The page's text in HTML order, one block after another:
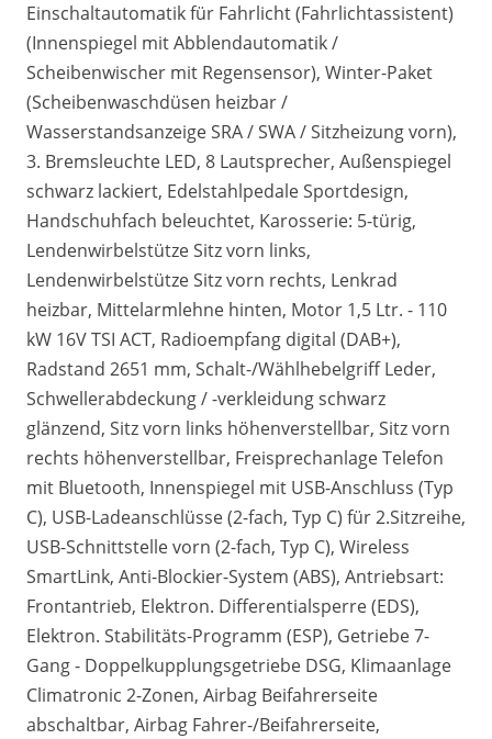
Einschaltautomatik für Fahrlicht (Fahrlichtassistent)
(Innenspiegel mit Abblendautomatik /
Scheibenwischer mit Regensensor), Winter-Paket
(Scheibenwaschdüsen heizbar /
Wasserstandsanzeige SRA / SWA / Sitzheizung vorn),
3. Bremsleuchte LED, 8 Lautsprecher, Außenspiegel
schwarz lackiert, Edelstahlpedale Sportdesign,
Handschuhfach beleuchtet, Karosserie: 5-türig,
Lendenwirbelstütze Sitz vorn links,
Lendenwirbelstütze Sitz vorn rechts, Lenkrad
heizbar, Mittelarmlehne hinten, Motor 1,5 Ltr. - 110
kW 16V TSI ACT, Radioempfang digital (DAB+),
Radstand 2651 mm, Schalt-/Wählhebelgriff Leder,
Schwellerabdeckung / -verkleidung schwarz
glänzend, Sitz vorn links höhenverstellbar, Sitz vorn
rechts höhenverstellbar, Freisprechanlage Telefon
mit Bluetooth, Innenspiegel mit USB-Anschluss (Typ
C), USB-Ladeanschlüsse (2-fach, Typ C) für 2.Sitzreihe,
USB-Schnittstelle vorn (2-fach, Typ C), Wireless
SmartLink, Anti-Blockier-System (ABS), Antriebsart:
Frontantrieb, Elektron. Differentialsperre (EDS),
Elektron. Stabilitäts-Programm (ESP), Getriebe 7-
Gang - Doppelkupplungsgetriebe DSG, Klimaanlage
Climatronic 2-Zonen, Airbag Beifahrerseite
abschaltbar, Airbag Fahrer-/Beifahrerseite,